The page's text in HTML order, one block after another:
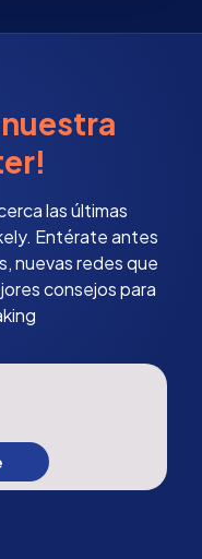
las últimas
Entérate antes
nuevas redes que
consejos para